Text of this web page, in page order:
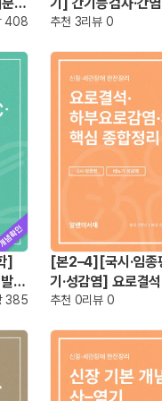
408
종합정리
추천 3리뷰 0
]
달
385
[본2–4][국시·임
기·성감염] 요로결
로감염·STD 핵심
추천 0리뷰 0